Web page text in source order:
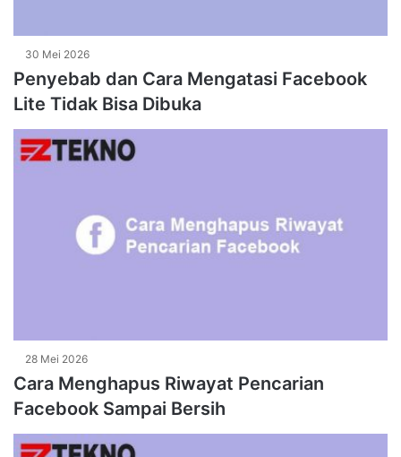
30 Mei 2026
Penyebab dan Cara Mengatasi Facebook
Lite Tidak Bisa Dibuka
28 Mei 2026
Cara Menghapus Riwayat Pencarian
Facebook Sampai Bersih